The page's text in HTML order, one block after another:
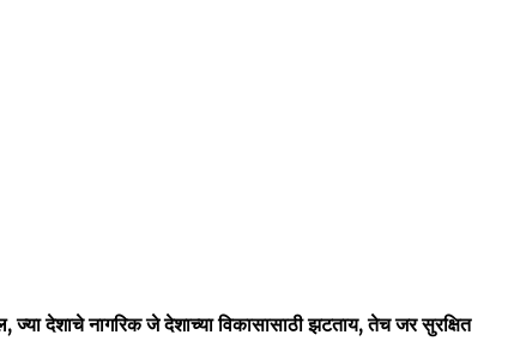
ज्या देशाचे नागरिक जे देशाच्या विकासासाठी झटताय, तेच जर सुरक्षित